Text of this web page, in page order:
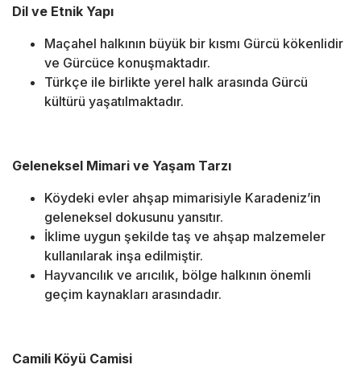
Dil ve Etnik Yapı
Maçahel halkının büyük bir kısmı Gürcü kökenlidir
ve Gürcüce konuşmaktadır.
Türkçe ile birlikte yerel halk arasında Gürcü
kültürü yaşatılmaktadır.
Geleneksel Mimari ve Yaşam Tarzı
Köydeki evler ahşap mimarisiyle Karadeniz’in
geleneksel dokusunu yansıtır.
İklime uygun şekilde taş ve ahşap malzemeler
kullanılarak inşa edilmiştir.
Hayvancılık ve arıcılık, bölge halkının önemli
geçim kaynakları arasındadır.
Camili Köyü Camisi